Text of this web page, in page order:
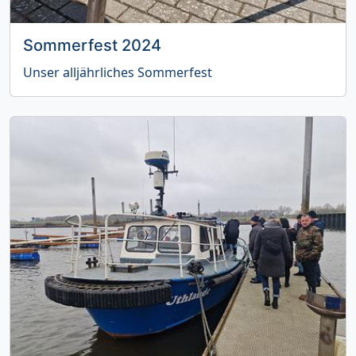
Sommerfest 2024
Unser alljährliches Sommerfest